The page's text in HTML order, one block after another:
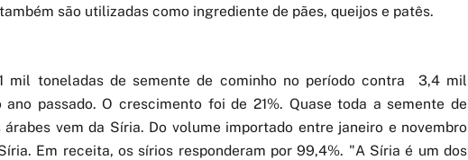
são utilizadas como ingrediente de pães, queijos e patês.
mil toneladas de semente de cominho no período contra 3,4 mil
passado. O crescimento foi de 21%. Quase toda a semente de
vem da Síria. Do volume importado entre janeiro e novembro
Em receita, os sírios responderam por 99,4%. "A Síria é um dos